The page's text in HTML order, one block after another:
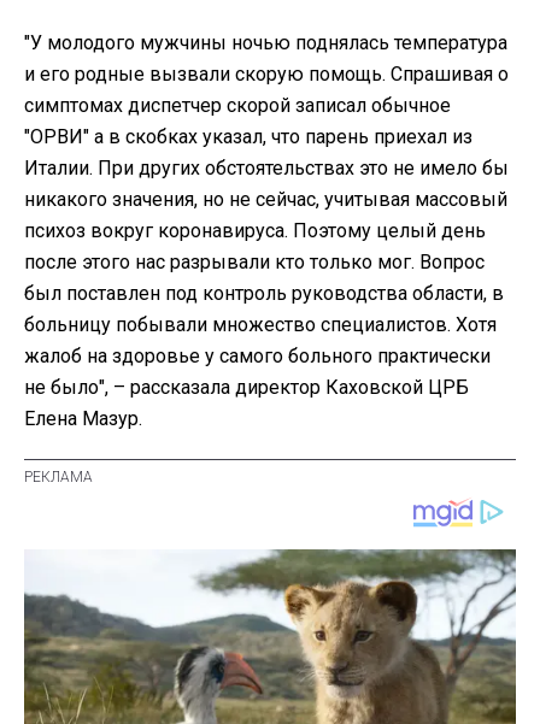
"У молодого мужчины ночью поднялась температура
и его родные вызвали скорую помощь. Спрашивая о
симптомах диспетчер скорой записал обычное
"ОРВИ" а в скобках указал, что парень приехал из
Италии. При других обстоятельствах это не имело бы
никакого значения, но не сейчас, учитывая массовый
психоз вокруг коронавируса. Поэтому целый день
после этого нас разрывали кто только мог. Вопрос
был поставлен под контроль руководства области, в
больницу побывали множество специалистов. Хотя
жалоб на здоровье у самого больного практически
не было", – рассказала директор Каховской ЦРБ
Елена Мазур.